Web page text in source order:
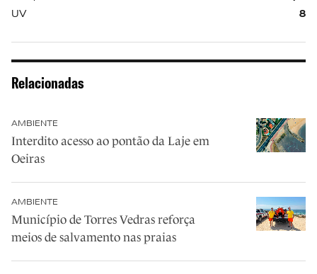
UV
8
Relacionadas
AMBIENTE
Interdito acesso ao pontão da Laje em
Oeiras
AMBIENTE
Município de Torres Vedras reforça
meios de salvamento nas praias